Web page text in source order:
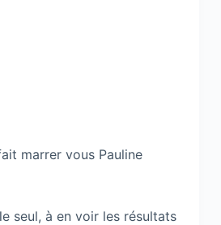
marrer vous Pauline
seul, à en voir les résultats